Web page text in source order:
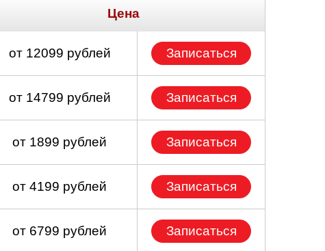
Цена
от 12099 рублей Записаться
от 14799 рублей Записаться
от 1899 рублей Записаться
от 4199 рублей Записаться
от 6799 рублей Записаться